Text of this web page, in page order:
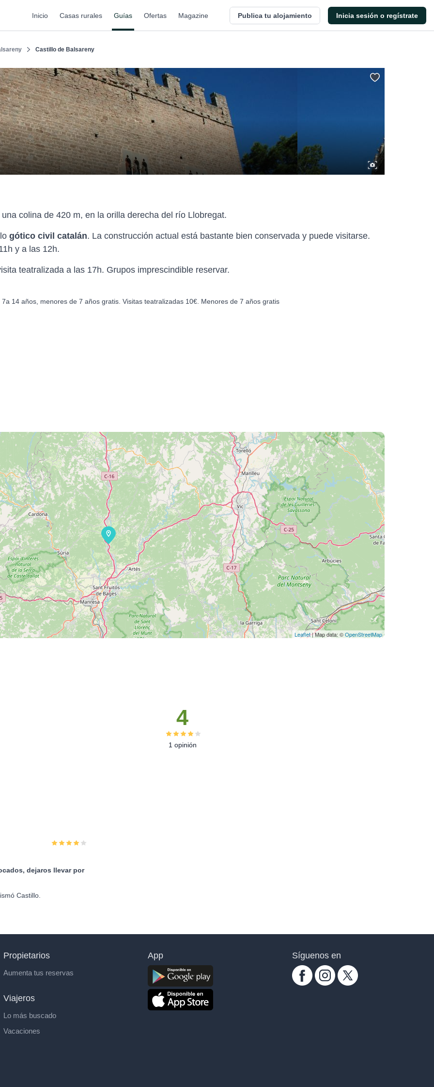
Inicio Casas rurales Guías Ofertas Magazine Publica tu alojamiento Inicia sesión o regístrate
Castillo de Balsareny
colina de 420 m, en la orilla derecha del río Llobregat.
gótico civil catalán. La construcción actual está bastante bien conservada y puede visitarse.
y a las 12h.
teatralizada a las 17h. Grupos imprescindible reservar.
14 años, menores de 7 años gratis. Visitas teatralizadas 10€. Menores de 7 años gratis
Leaflet| Map data: ©OpenStreetMap
4
1 opinión
dejaros llevar por
Castillo.
Propietarios
Aumenta tus reservas
Viajeros
Lo más buscado
Vacaciones
App Síguenos en